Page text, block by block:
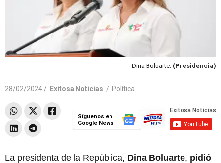
Dina Boluarte. (Presidencia)
28/02/2024 / Exitosa Noticias / Política
Síguenos en
Google News
La presidenta de la República, Dina Boluarte, pidió